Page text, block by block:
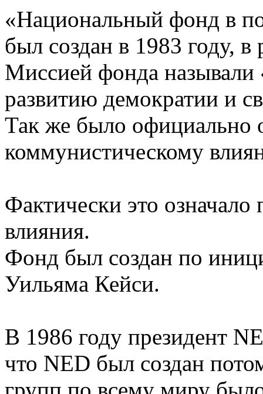
«Национальный фонд в
был создан в 1983 году, в
Миссией фонда называли
развитию демократии и
Так же было официально
коммунистическому
Фактически это
влияния.
Фонд был создан по
Уильяма Кейси.
В 1986 году президент
что NED был создан